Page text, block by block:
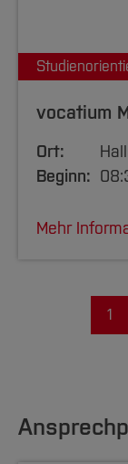
vocatium
Ort:
Beginn:
Mehr
1